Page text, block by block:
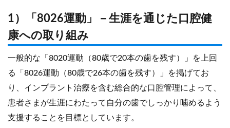
1）「8026運動」－生涯を通じた口腔健
康への取り組み
一般的な「8020運動（80歳で20本の歯を残す）」を上回
る「8026運動（80歳で26本の歯を残す）」を掲げてお
り、インプラント治療を含む総合的な口腔管理によって、
患者さまが生涯にわたって自分の歯でしっかり噛めるよう
支援することを目標としています。